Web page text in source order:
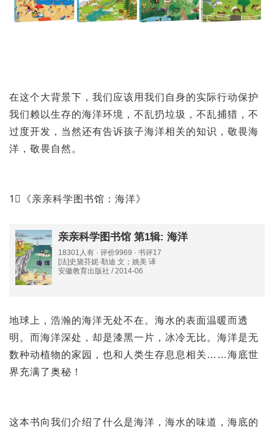
在这个大背景下，我们应该用我们自身的实际行动保护
我们赖以生存的海洋环境，不乱扔垃圾，不乱捕猎，不
过度开发，当然还有告诉孩子海洋相关的知识，敬畏海
洋，敬畏自然。
1⃣️《亲亲科学图书馆：海洋》
亲亲科学图书馆 第1辑: 海洋
18301人有 · 评价9969 · 书评17
[法]史黛芬妮·勒迪 文；姚美 译
安徽教育出版社 / 2014-06
地球上，浩瀚的海洋无处不在。海水的表面温暖而透
明。而海洋深处，却是漆黑一片，冰冷无比。海洋是无
数种动植物的家园，也和人类生存息息相关……海底世
界充满了奥秘！
这本书向我们介绍了什么是海洋，海水的味道，海底的